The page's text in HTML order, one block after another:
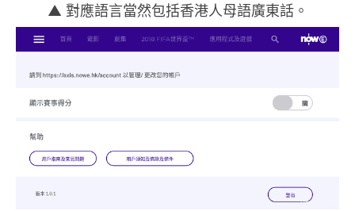
▲ 對應語言當然包括香港人母語廣東話。